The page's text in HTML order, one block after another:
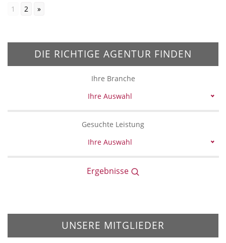
1 2 »
DIE RICHTIGE AGENTUR FINDEN
Ihre Branche
Ihre Auswahl
Gesuchte Leistung
Ihre Auswahl
Ergebnisse
UNSERE MITGLIEDER